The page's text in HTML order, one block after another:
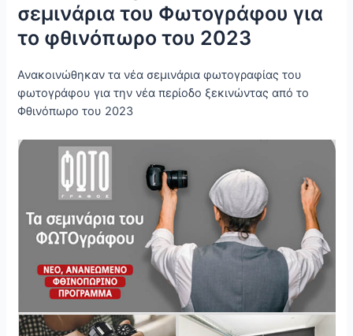
σεμινάρια του Φωτογράφου για
το φθινόπωρο του 2023
Ανακοινώθηκαν τα νέα σεμινάρια φωτογραφίας του
φωτογράφου για την νέα περίοδο ξεκινώντας από το
Φθινόπωρο του 2023